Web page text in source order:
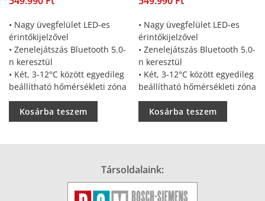
• Nagy üvegfelület LED-es
érintőkijelzővel
• Zenelejátszás Bluetooth 5.0-
n keresztül
• Két, 3-12°C között egyedileg
beállítható hőmérsékleti zóna
Kosárba teszem
• Nagy üvegfelület LED-es
érintőkijelzővel
• Zenelejátszás Bluetooth 5.0-
n keresztül
• Két, 3-12°C között egyedileg
beállítható hőmérsékleti zóna
Kosárba teszem
Társoldalaink: